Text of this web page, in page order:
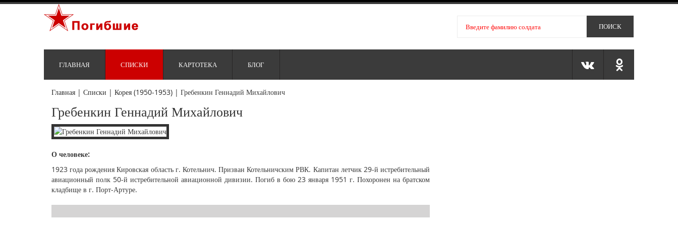
ГЛАВНАЯ СПИСКИ КАРТОТЕКА БЛОГ
Главная | Списки | Корея (1950-1953) | Гребенкин Геннадий Михайлович
Гребенкин Геннадий Михайлович
О человеке:
1923 года рождения Кировская область г. Котельнич. Призван Котельничским РВК. Капитан летчик 29-й истребительный
авиационный полк 50-й истребительной авиационной дивизии. Погиб в бою 23 января 1951 г. Похоронен на братском
кладбище в г. Порт-Артуре.